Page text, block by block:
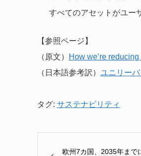
すべてのアセットがユー
【参照ページ】
（原文）
How we’re
（日本語参考訳） ユニリー
タグ: サステナビリティ
欧州7カ国、2035年まで